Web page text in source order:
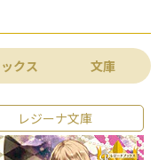
クス 文庫
レジーナ文庫